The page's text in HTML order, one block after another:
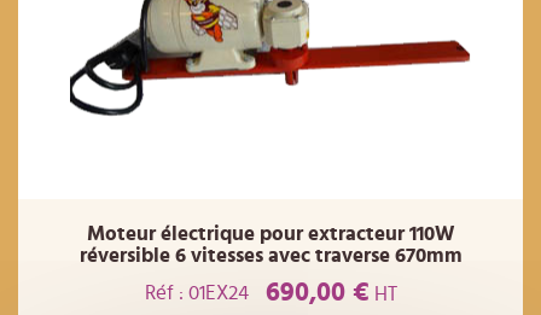
Moteur électrique pour extracteur 110W
réversible 6 vitesses avec traverse 670mm
Réf : 01EX24
690,00 € HT